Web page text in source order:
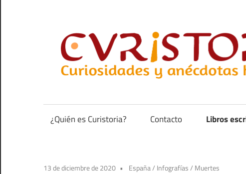
contenido
anécdotas
de
¿Quién es Curistoria? Contacto Libros
13 de diciembre de 2020 España/ Infografías/ Muertes